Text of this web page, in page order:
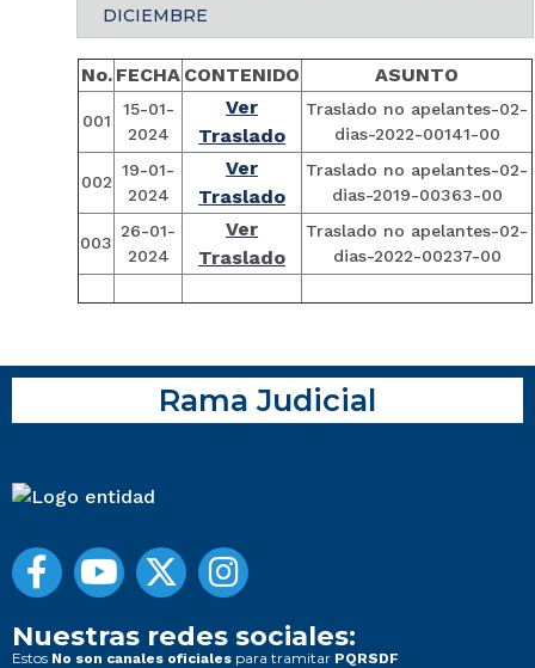
DICIEMBRE
No. FECHA CONTENIDO ASUNTO
001
15-01-
2024
Ver
Traslado
Traslado no apelantes-02-
dias-2022-00141-00
002
19-01-
2024
Ver
Traslado
Traslado no apelantes-02-
dias-2019-00363-00
003
26-01-
2024
Ver
Traslado
Traslado no apelantes-02-
dias-2022-00237-00
Rama Judicial
Nuestras redes sociales:
Estos No son canales oficiales para tramitar PQRSDF